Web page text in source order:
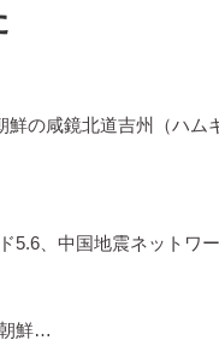
鮮の咸鏡北道吉州（ハ
5.6、中国地震ネットワ
鮮…